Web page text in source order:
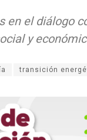
en el diálogo
y
transición